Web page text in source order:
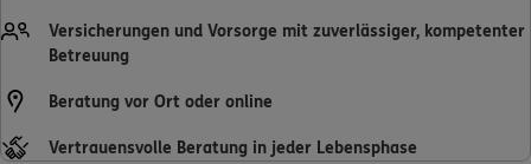
Versicherungen und Vorsorge mit zuverlässiger, kompetenter
Betreuung
Beratung vor Ort oder online
Vertrauensvolle Beratung in jeder Lebensphase